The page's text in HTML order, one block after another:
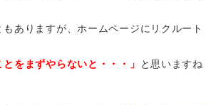
ありますが、ホームページにリクルート
とをまずやらないと・・・」 と思いますね